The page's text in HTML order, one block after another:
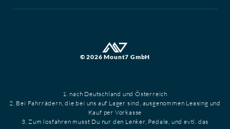
© 2026 Mount7 GmbH
1. nach Deutschland und Österreich
2. Bei Fahrrädern, die bei uns auf Lager sind, ausgenommen Leasing und
Kauf per Vorkasse
3. Zum losfahren musst Du nur den Lenker, Pedale, und evtl. das